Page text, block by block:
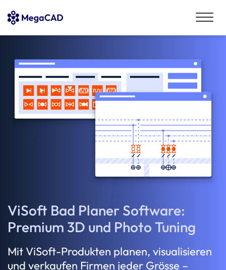
ViSoft Bad Planer Software:
Premium 3D und Photo Tuning
Mit ViSoft-Produkten planen, visua­li­sieren
und verkaufen Firmen jeder Grösse –